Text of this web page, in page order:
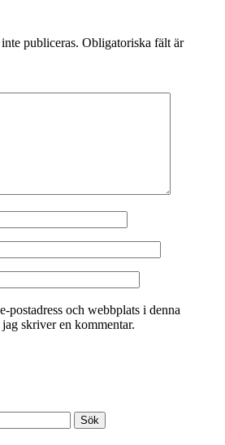
publiceras. Obligatoriska fält är
postadress och webbplats i denna
skriver en kommentar.